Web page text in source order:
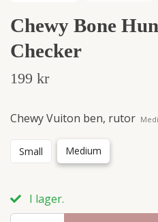
Chewy Bone
Checker
199 kr
Chewy Vuiton ben, rutor
Small Medium
I lager.